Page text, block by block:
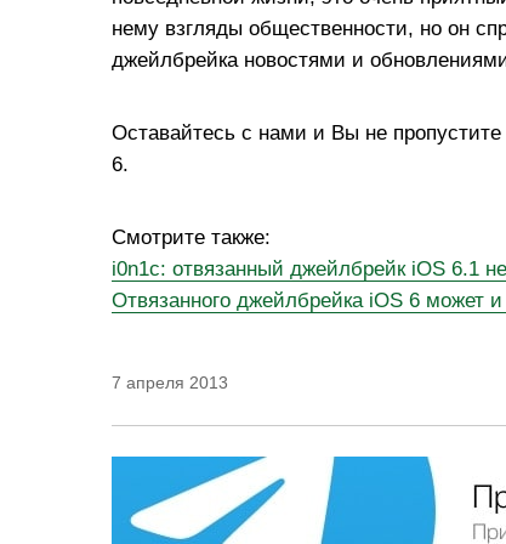
нему взгляды общественности, но он
джейлбрейка новостями и
Оставайтесь с нами и Вы не пропустите
6.
Смотрите также:
i0n1c: отвязанный джейлбрейк iOS 6.1
Отвязанного джейлбрейка iOS 6 может
7 апреля 2013